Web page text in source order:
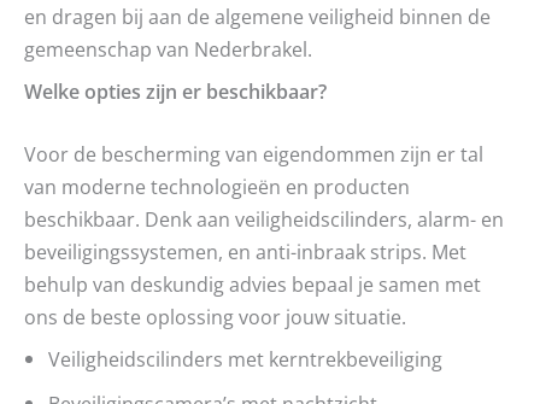
en dragen bij aan de algemene veiligheid binnen de
gemeenschap van Nederbrakel.
Welke opties zijn er beschikbaar?
Voor de bescherming van eigendommen zijn er tal
van moderne technologieën en producten
beschikbaar. Denk aan veiligheidscilinders, alarm- en
beveiligingssystemen, en anti-inbraak strips. Met
behulp van deskundig advies bepaal je samen met
ons de beste oplossing voor jouw situatie.
Veiligheidscilinders met kerntrekbeveiliging